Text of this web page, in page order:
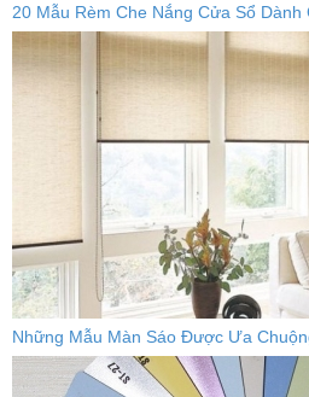
20 Mẫu Rèm Che Nắng Cửa Sổ Dành
Những Mẫu Màn Sáo Được Ưa